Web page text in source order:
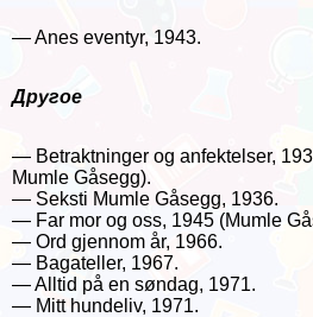
— Anes eventyr, 1943.
Другое
— Betraktninger og anfektelser,
Mumle Gåsegg).
— Seksti Mumle Gåsegg, 1936.
— Far mor og oss, 1945 (Mumle
— Ord gjennom år, 1966.
— Bagateller, 1967.
— Alltid på en søndag, 1971.
— Mitt hundeliv, 1971.